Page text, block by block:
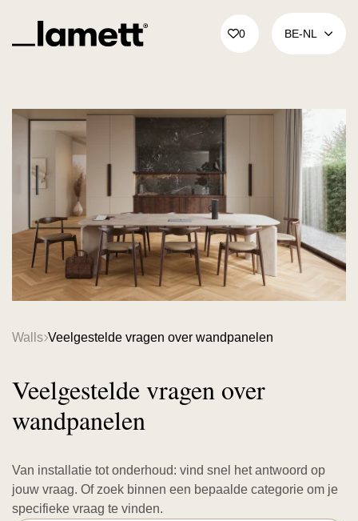
Terug naar home 0 BE‑NL
Walls Veelgestelde vragen over wandpanelen
Veelgestelde vragen over
wandpanelen
Van installatie tot onderhoud: vind snel het antwoord op
jouw vraag. Of zoek binnen een bepaalde categorie om je
specifieke vraag te vinden.